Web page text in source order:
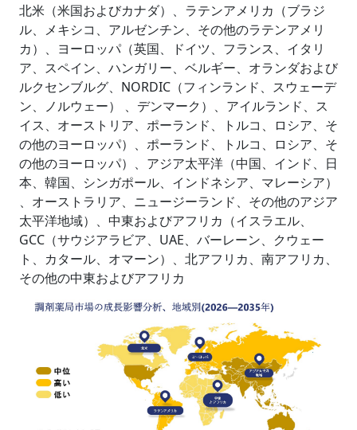
北米（米国およびカナダ）、ラテンアメリカ（ブラジ
ル、メキシコ、アルゼンチン、その他のラテンアメリ
カ）、ヨーロッパ（英国、ドイツ、フランス、イタリ
ア、スペイン、ハンガリー、ベルギー、オランダおよび
ルクセンブルグ、NORDIC（フィンランド、スウェーデ
ン、ノルウェー） 、デンマーク）、アイルランド、ス
イス、オーストリア、ポーランド、トルコ、ロシア、そ
の他のヨーロッパ）、ポーランド、トルコ、ロシア、そ
の他のヨーロッパ）、アジア太平洋（中国、インド、日
本、韓国、シンガポール、インドネシア、マレーシア）
、オーストラリア、ニュージーランド、その他のアジア
太平洋地域）、中東およびアフリカ（イスラエル、
GCC（サウジアラビア、UAE、バーレーン、クウェー
ト、カタール、オマーン）、北アフリカ、南アフリカ、
その他の中東およびアフリカ